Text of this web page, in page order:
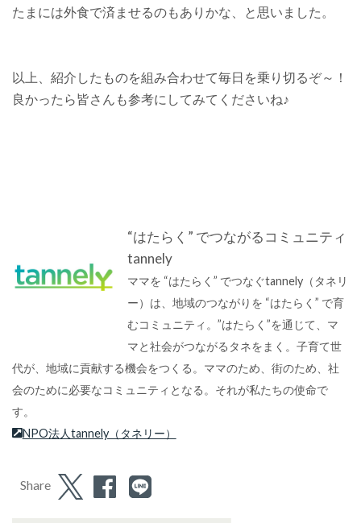
たまには外食で済ませるのもありかな、と思いました。
以上、紹介したものを組み合わせて毎日を乗り切るぞ～！
良かったら皆さんも参考にしてみてくださいね♪
“はたらく” でつながるコミュニティ
tannely
ママを “はたらく” でつなぐtannely（タネリ
ー）は、地域のつながりを “はたらく” で育
むコミュニティ。”はたらく”を通じて、マ
マと社会がつながるタネをまく。子育て世
代が、地域に貢献する機会をつくる。ママのため、街のため、社
会のために必要なコミュニティとなる。それが私たちの使命で
す。
NPO法人tannely（タネリー）
Share